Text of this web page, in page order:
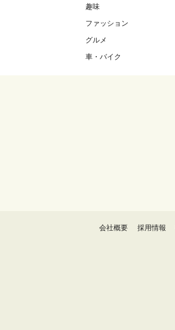
趣味
ファッション
グルメ
車・バイク
会社概要 採用情報